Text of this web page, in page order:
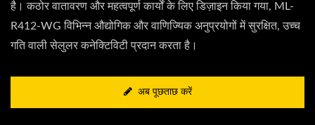
है। कठोर वातावरण और महत्वपूर्ण कार्यों के लिए डिज़ाइन किया गया, ML-
R412-WG विभिन्न औद्योगिक और वाणिज्यिक अनुप्रयोगों में सुरक्षित, उच्च
गति वाली सेलुलर कनेक्टिविटी प्रदान करता है।
अब पूछताछ करें